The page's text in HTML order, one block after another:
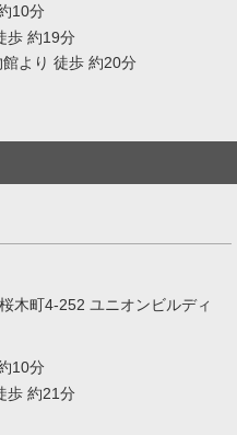
10分
歩 約19分
より 徒歩 約20分
木町4-252 ユニオンビルディ
10分
歩 約21分